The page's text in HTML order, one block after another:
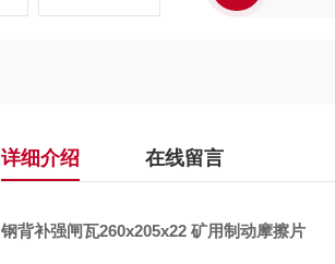
详细介绍 在线留言
钢背补强闸瓦260x205x22 矿用制动摩擦片